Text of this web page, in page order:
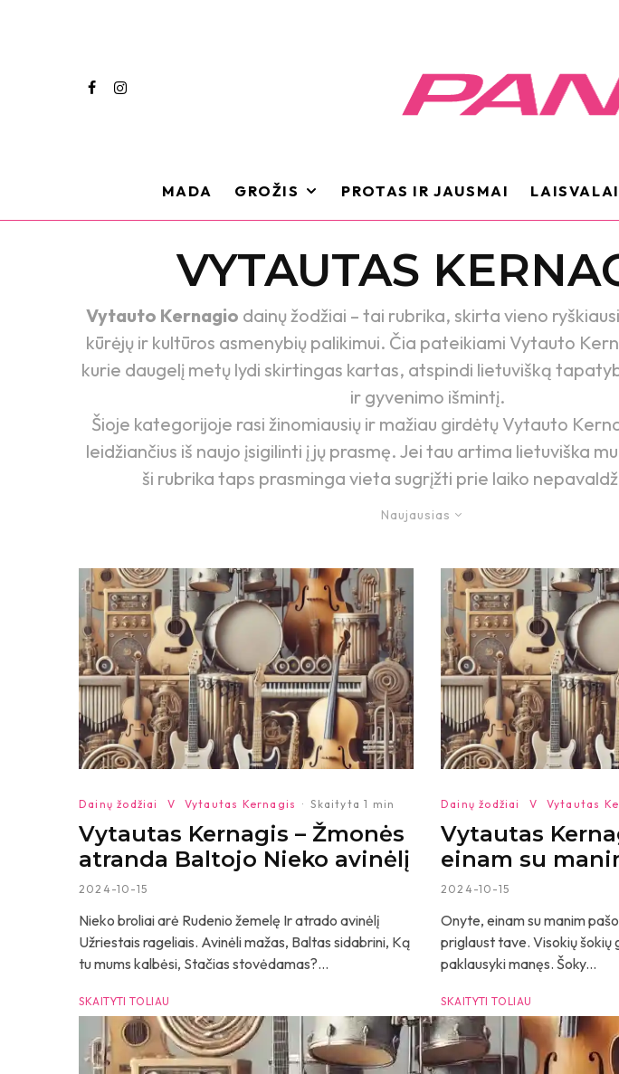
MADA GROŽIS PROTAS IR JAUSMAI
VYTAUTAS
Vytauto Kernagio dainų žodžiai – tai rubrika, skirta vieno
kūrėjų ir kultūros asmenybių palikimui. Čia pateikiami Vytauto
kurie daugelį metų lydi skirtingas kartas, atspindi lietuvišką
ir gyvenimo išmintį.
Šioje kategorijoje rasi žinomiausių ir mažiau girdėtų Vytauto
leidžiančius iš naujo įsigilinti į jų prasmę. Jei tau artima lietuviška
ši rubrika taps prasminga vieta sugrįžti prie laiko
Naujausias
Dainų žodžiai V Vytautas Kernagis · Skaityta 1 min
Vytautas Kernagis – Žmonės
atranda Baltojo Nieko avinėlį
2024-10-15
Nieko broliai arė Rudenio žemelę Ir atrado avinėlį
Užriestais rageliais. Avinėli mažas, Baltas sidabrini, Ką
tu mums kalbėsi, Stačias stovėdamas?...
SKAITYTI TOLIAU
Dainų žodžiai V Vytautas
Vytautas
einam su
2024-10-15
Onyte, einam su manim
priglaust tave. Visokių šokių
paklausyki manęs. Šoky...
SKAITYTI TOLIAU